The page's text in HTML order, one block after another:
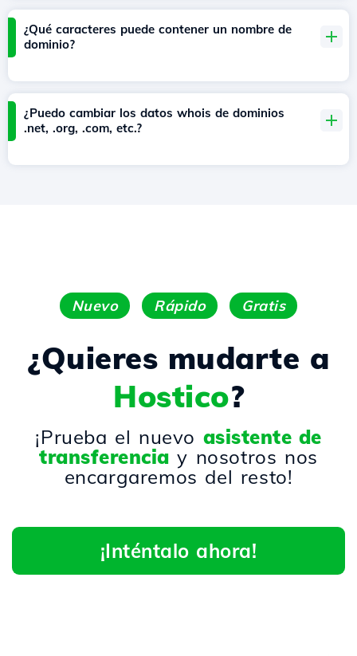
¿Qué caracteres puede contener un nombre de
dominio?
¿Puedo cambiar los datos whois de dominios
.net, .org, .com, etc.?
Nuevo Rápido Gratis
¿Quieres mudarte a
Hostico?
¡Prueba el nuevo asistente de
transferencia y nosotros nos
encargaremos del resto!
¡Inténtalo ahora!